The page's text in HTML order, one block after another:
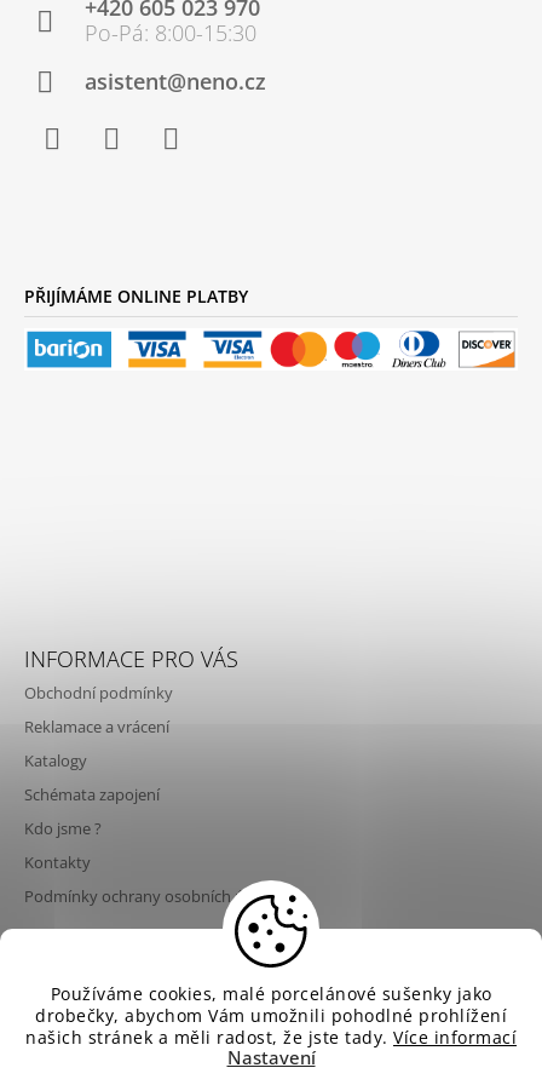
Používáme cookies, malé porcelánové sušenky jako
drobečky, abychom Vám umožnili pohodlné prohlížení
našich stránek a měli radost, že jste tady. Více informací
Nastavení
💡 Poslední šance nakoupit svítidla Aldo Bernardi za
současné ceny! Od 1. 9. 2026 dojde ke zvýšení cen
svítidel Aldo Bernardi až o 10 % v důsledku
rostoucích cen materiálů, energií, dopravy a
výrobních nákladů. ⏳ Pokud plánujete projekt,
+420 605 023 970
asistent@neno.cz
PŘIJÍMÁME ONLINE PLATBY
INFORMACE PRO VÁS
Obchodní podmínky
Reklamace a vrácení
Katalogy
Schémata zapojení
Kdo jsme ?
Kontakty
Podmínky ochrany osobních údajů
Vytvořil Shoptet
© 2026 NeNo design. Všechna práva vyhrazena.
Upravit nastavení cookies